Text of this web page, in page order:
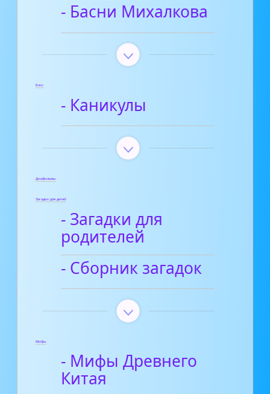
- Басни Михалкова
Блог
- Каникулы
Диафильмы
Загадки для детей
- Загадки для
родителей
- Сборник загадок
Мифы
- Мифы Древнего
Китая